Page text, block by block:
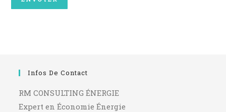
Infos De Contact
RM CONSULTING ÉNERGIE
Expert en Économie Énergie